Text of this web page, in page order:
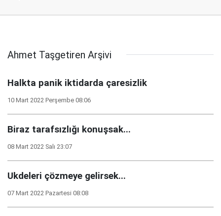
Ahmet Taşgetiren Arşivi
Halkta panik iktidarda çaresizlik
10 Mart 2022 Perşembe 08:06
Biraz tarafsızlığı konuşsak...
08 Mart 2022 Salı 23:07
Ukdeleri çözmeye gelirsek...
07 Mart 2022 Pazartesi 08:08